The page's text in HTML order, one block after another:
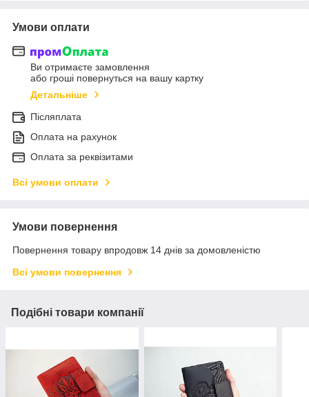
Умови оплати
Ви отримаєте замовлення
або гроші повернуться на вашу картку
Детальніше
Післяплата
Оплата на рахунок
Оплата за реквізитами
Всі умови оплати
Умови повернення
Повернення товару впродовж 14 днів за домовленістю
Всі умови повернення
Подібні товари компанії